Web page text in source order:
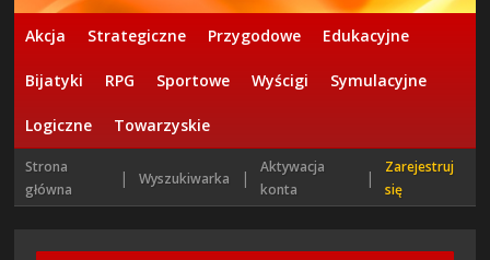
Akcja Strategiczne Przygodowe Edukacyjne
Bijatyki RPG Sportowe Wyścigi Symulacyjne
Logiczne Towarzyskie
Strona
główna
| Wyszukiwarka |
Aktywacja
konta
|
Zarejestruj
się